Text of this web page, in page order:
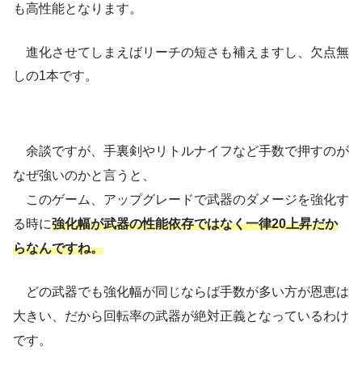
も高性能となります。
進化させてしまえばリーチの短さも補えますし、欠点無
しの1本です。
余談ですが、手裏剣やリトルナイフなど手数で押すのが
なぜ強いのかと言うと、
このゲーム、アップグレードで武器のダメージを強化す
る時に強化幅が武器の性能依存ではなく一律20上昇だか
らなんですね。
どの武器でも強化幅が同じならば手数が多い方が恩恵は
大きい、だから回転率の武器が絶対正義となっているわけ
です。